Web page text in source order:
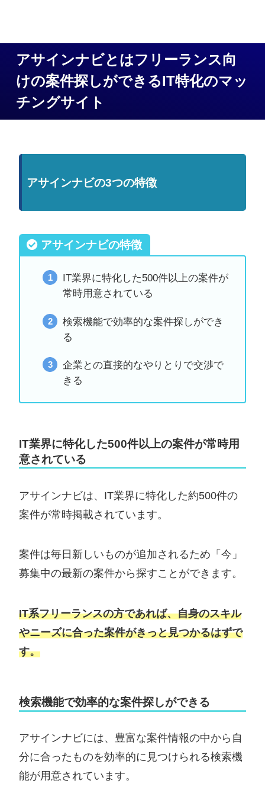
アサインナビとはフリーランス向
けの案件探しができるIT特化のマッ
チングサイト
アサインナビの3つの特徴
アサインナビの特徴
IT業界に特化した500件以上の案件が
常時用意されている
検索機能で効率的な案件探しができ
る
企業との直接的なやりとりで交渉で
きる
IT業界に特化した500件以上の案件が常時用
意されている
アサインナビは、IT業界に特化した約500件の
案件が常時掲載されています。
案件は毎日新しいものが追加されるため「今」
募集中の最新の案件から探すことができます。
IT系フリーランスの方であれば、自身のスキル
やニーズに合った案件がきっと見つかるはずで
す。
検索機能で効率的な案件探しができる
アサインナビには、豊富な案件情報の中から自
分に合ったものを効率的に見つけられる検索機
能が用意されています。